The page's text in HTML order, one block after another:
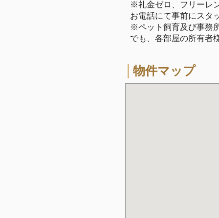
※礼金ゼロ、フリーレ
お電話にて事前にスタ
※ペット飼育及び事務
でも、各部屋の所有者
物件マップ